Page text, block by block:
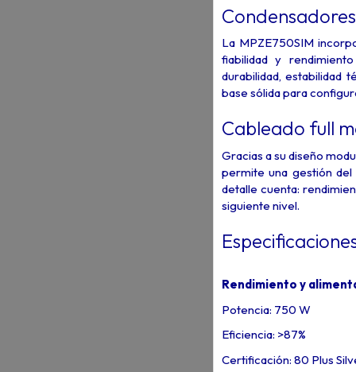
La MPZE750SIM
fiabilidad y
durabilidad, estabilidad
base sólida para
Cableado full
Gracias a su diseño
permite una gestión
detalle cuenta:
siguiente nivel.
Rendimiento y
Potencia: 750 W
Eficiencia: >87%
Certificación: 80 Plus